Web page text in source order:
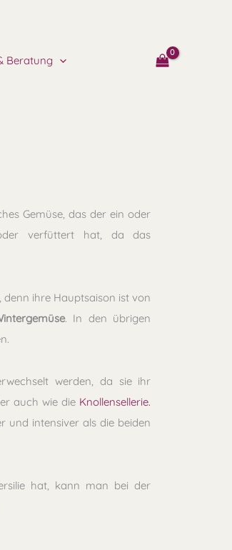
Beratung
Gemüse, das der ein oder
verfüttert hat, da das
denn ihre Hauptsaison ist von
. In den übrigen
werden, da sie ihr
auch wie die Knollensellerie.
und intensiver als die beiden
hat, kann man bei der